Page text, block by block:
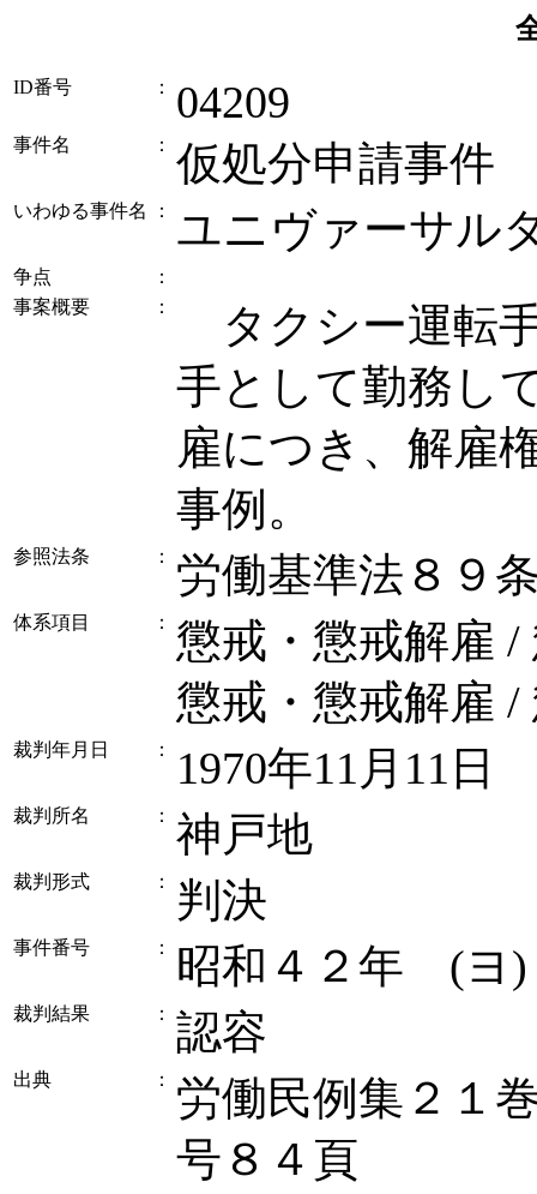
ID番号 ： 04209
事件名 ： 仮処分申請事件
いわゆる事件名 ： ユニヴァーサル
争点
：
事案概要
：
タクシー運転
手として勤務し
雇につき、解雇
事例。
参照法条 ： 労働基準法８９
体系項目 ：
懲戒・懲戒解雇
懲戒・懲戒解雇
裁判年月日 ： 1970年11月11日
裁判所名 ： 神戸地
裁判形式 ： 判決
事件番号 ： 昭和４２年 (
裁判結果 ： 認容
出典 ：
労働民例集２１
号８４頁